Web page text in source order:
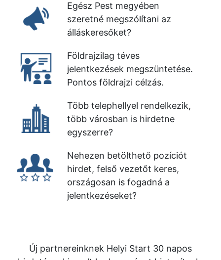
Egész Pest megyében
szeretné megszólítani az
álláskeresőket?
Földrajzilag téves
jelentkezések megszüntetése.
Pontos földrajzi célzás.
Több telephellyel rendelkezik,
több városban is hirdetne
egyszerre?
Nehezen betölthető pozíciót
hirdet, felső vezetőt keres,
országosan is fogadná a
jelentkezéseket?
Új partnereinknek Helyi Start 30 napos